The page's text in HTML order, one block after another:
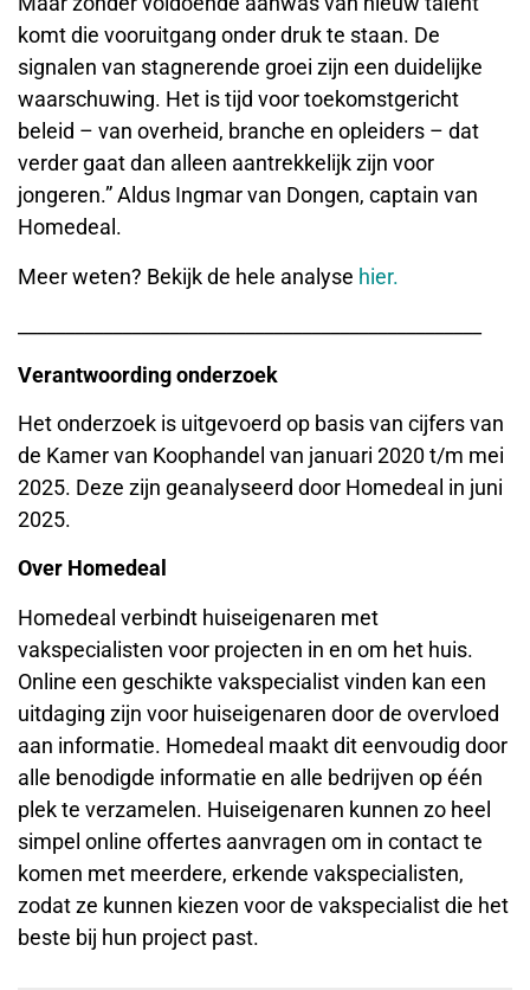
komt die vooruitgang onder druk te staan. De
signalen van stagnerende groei zijn een duidelijke
waarschuwing. Het is tijd voor toekomstgericht
beleid – van overheid, branche en opleiders – dat
verder gaat dan alleen aantrekkelijk zijn voor
jongeren.” Aldus Ingmar van Dongen, captain van
Homedeal.
Meer weten? Bekijk de hele analyse hier.
Verantwoording onderzoek
Het onderzoek is uitgevoerd op basis van cijfers van
de Kamer van Koophandel van januari 2020 t/m mei
2025. Deze zijn geanalyseerd door Homedeal in juni
2025.
Over Homedeal
Homedeal verbindt huiseigenaren met
vakspecialisten voor projecten in en om het huis.
Online een geschikte vakspecialist vinden kan een
uitdaging zijn voor huiseigenaren door de overvloed
aan informatie. Homedeal maakt dit eenvoudig door
alle benodigde informatie en alle bedrijven op één
plek te verzamelen. Huiseigenaren kunnen zo heel
simpel online offertes aanvragen om in contact te
komen met meerdere, erkende vakspecialisten,
zodat ze kunnen kiezen voor de vakspecialist die het
beste bij hun project past.